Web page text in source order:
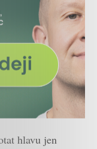
hlavu jen